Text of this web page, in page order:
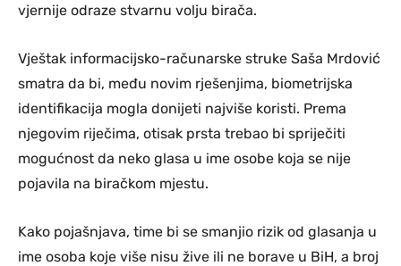
vjernije odraze stvarnu volju birača.
Vještak informacijsko-računarske struke Saša Mrdović
smatra da bi, među novim rješenjima, biometrijska
identifikacija mogla donijeti najviše koristi. Prema
njegovim riječima, otisak prsta trebao bi spriječiti
mogućnost da neko glasa u ime osobe koja se nije
pojavila na biračkom mjestu.
Kako pojašnjava, time bi se smanjio rizik od glasanja u
ime osoba koje više nisu žive ili ne borave u BiH, a broj